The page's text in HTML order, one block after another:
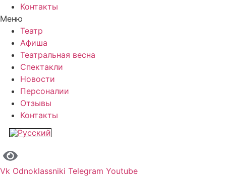
Контакты
Меню
Театр
Афиша
Театральная весна
Спектакли
Новости
Персоналии
Отзывы
Контакты
Vk Odnoklassniki Telegram Youtube